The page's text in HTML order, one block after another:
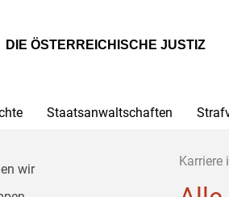
DIE ÖSTERREICHISCHE JUSTIZ
Staatsanwaltschaften
Karriere
wir